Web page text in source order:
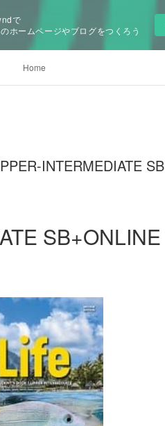
で
ホームページやブログをつくろう
Home
INTERMEDIATE